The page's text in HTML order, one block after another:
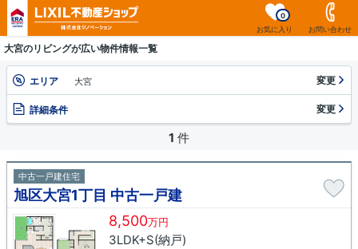
お気に入り
0
お問い合わせ
大宮のリビングが広い物件情報一覧
エリア 大宮 変更
詳細条件 変更
1 件
中古一戸建住宅
旭区大宮1丁目 中古一戸建
8,500万円
3LDK+S(納戸)